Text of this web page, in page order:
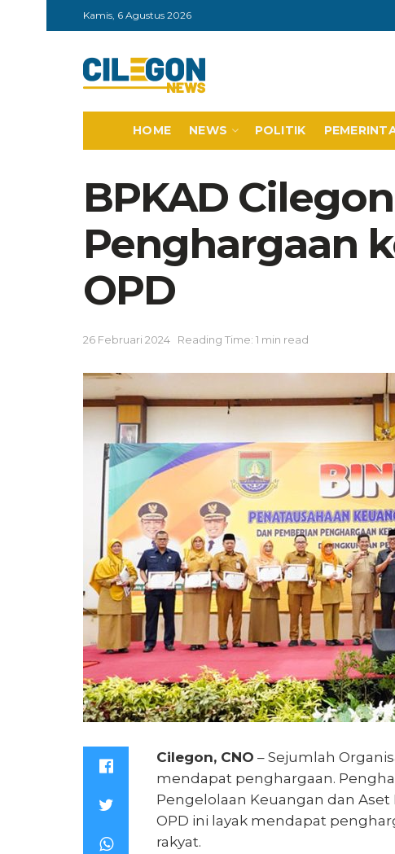
Kamis, 6 Agustus 2026
HOME NEWS POLITIK
BPKAD
Penghargaan
OPD
26 Februari 2024 Reading Time: 1 min read
Cilegon, CNO – Sejumlah
mendapat penghargaan.
Pengelolaan Keuangan dan Aset
OPD ini layak mendapat
rakyat.